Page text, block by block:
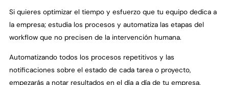
Si quieres optimizar el tiempo y esfuerzo que tu equipo dedica a
la empresa; estudia los procesos y automatiza las etapas del
workflow que no precisen de la intervención humana.
Automatizando todos los procesos repetitivos y las
notificaciones sobre el estado de cada tarea o proyecto,
empezarás a notar resultados en el día a día de tu empresa.